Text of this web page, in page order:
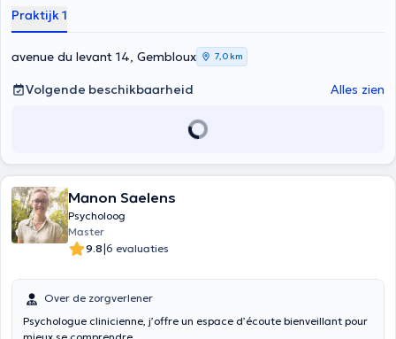
Praktijk 1
avenue du levant 14, Gembloux 7,0 km
Volgende beschikbaarheid Alles zien
Manon Saelens
Psycholoog
Master
9.8|6 evaluaties
Over de zorgverlener
Psychologue clinicienne, j’offre un espace d’écoute bienveillant pour